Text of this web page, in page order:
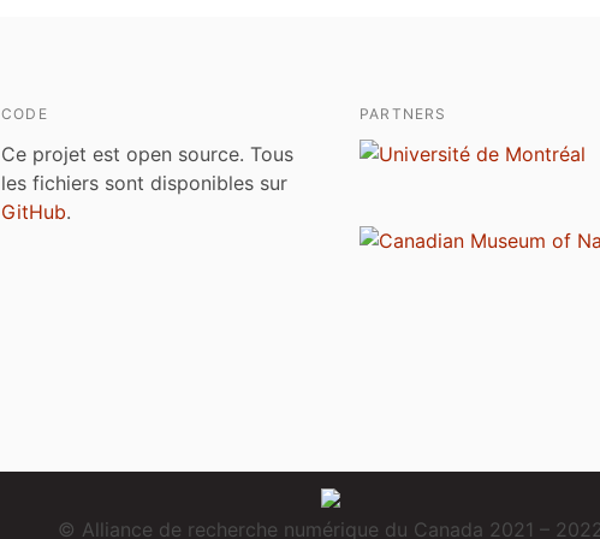
CODE
Ce projet est open source. Tous
les fichiers sont disponibles sur
GitHub.
PARTNERS
© Alliance de recherche numérique du Canada 2021 –